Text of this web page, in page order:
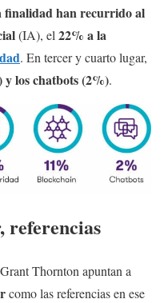
finalidad han recurrido al
(IA), el 22% a la
. En tercer y cuarto lugar,
los chatbots (2%).
referencias
Thornton apuntan a
como las referencias en ese